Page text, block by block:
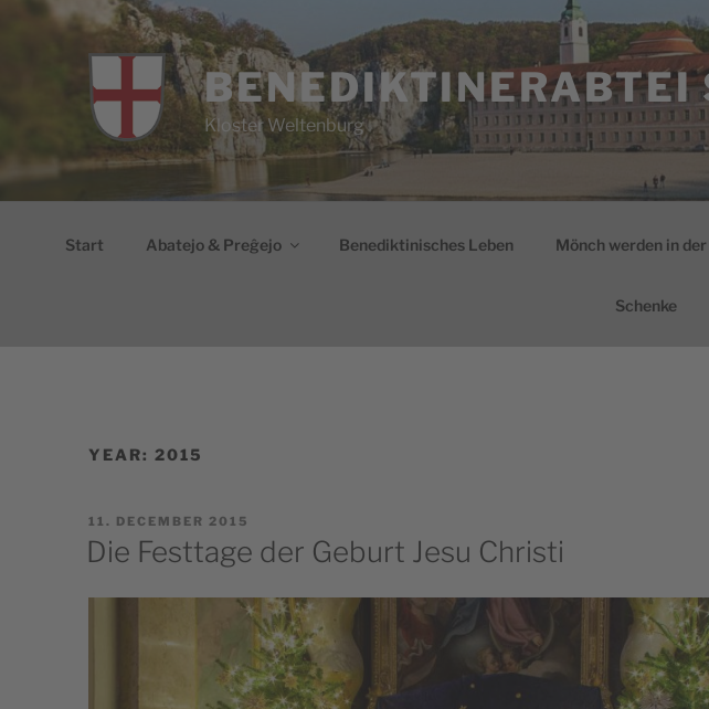
BENEDIKTINERABTEI
Kloster Weltenburg
Start Abatejo & Preĝejo Benediktinisches Leben Mönch werden in
Schenke
YEAR: 2015
POSTED
11. DECEMBER 2015
Die Festtage der Geburt Jesu Christi